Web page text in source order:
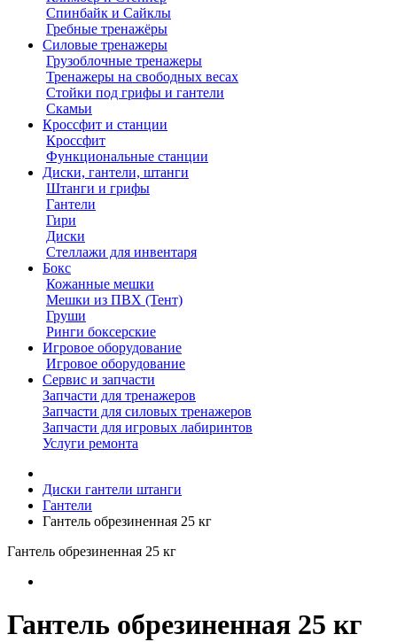
Спинбайк и Сайклы
Гребные тренажёры
Силовые тренажеры
Грузоблочные тренажеры
Тренажеры на свободных весах
Стойки под грифы и гантели
Скамьи
Кроссфит и станции
Кроссфит
Функциональные станции
Диски, гантели, штанги
Штанги и грифы
Гантели
Гири
Диски
Стеллажи для инвентаря
Бокс
Кожанные мешки
Мешки из ПВХ (Тент)
Груши
Ринги боксерские
Игровое оборудование
Игровое оборудование
Сервис и запчасти
Запчасти для тренажеров
Запчасти для силовых тренажеров
Запчасти для игровых лабиринтов
Услуги ремонта
Диски гантели штанги
Гантели
Гантель обрезиненная 25 кг
Гантель обрезиненная 25 кг
Гантель обрезиненная 25 кг